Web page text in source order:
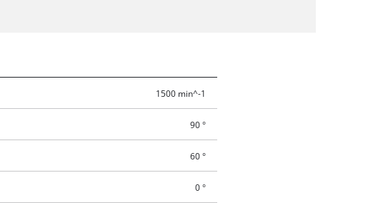
1500 min^-1
90 °
60 °
0 °